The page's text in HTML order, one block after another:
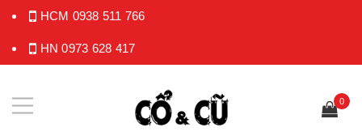
HCM 0938 511 766
HN0973 628 417
0